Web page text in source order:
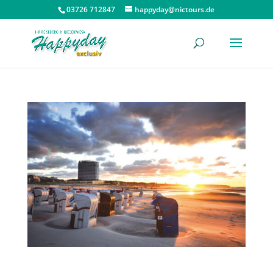
03726 712847 happyday@nictours.de